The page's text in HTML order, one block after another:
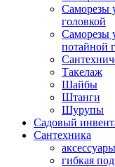
Саморезы
головкой
Саморезы
потайной
Такелаж
Шайбы
Штанги
Шурупы
Садовый
Сантехника
гибкая